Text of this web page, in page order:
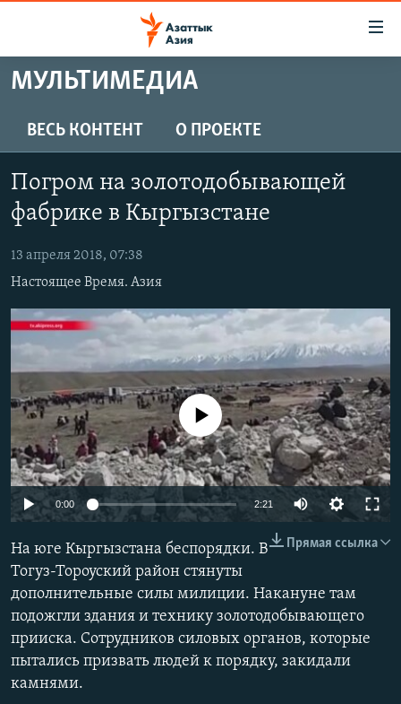
Вернуться
содержанию
главной
навигации
Вернутся
ЦЕНТРАЛЬНАЯ АЗИЯ
КАЗАХСТАН
УЗБЕКИСТАН
ТАДЖИКИСТАН
НОВОСТИ
НА ДРУГИХ ЯЗЫКАХ
ҚАЗАҚША
КЫРГЫЗЧА
ЎЗБЕКЧА
ТОҶИКӢ
Все сайты РСЕ/РС
МУЛЬТИМЕДИА
ВЕСЬ КОНТЕНТ О ПРОЕКТЕ
Погром на золотодобывающей
фабрике в Кыргызстане
13 апреля 2018, 07:38
Настоящее Время. Азия
No media source currently available
0:00 2:21
Прямая ссылка
На юге Кыргызстана беспорядки. В
Тогуз-Тороуский район стянуты
дополнительные силы милиции. Накануне там
подожгли здания и технику золотодобывающего
прииска. Сотрудников силовых органов, которые
пытались призвать людей к порядку, закидали
камнями.